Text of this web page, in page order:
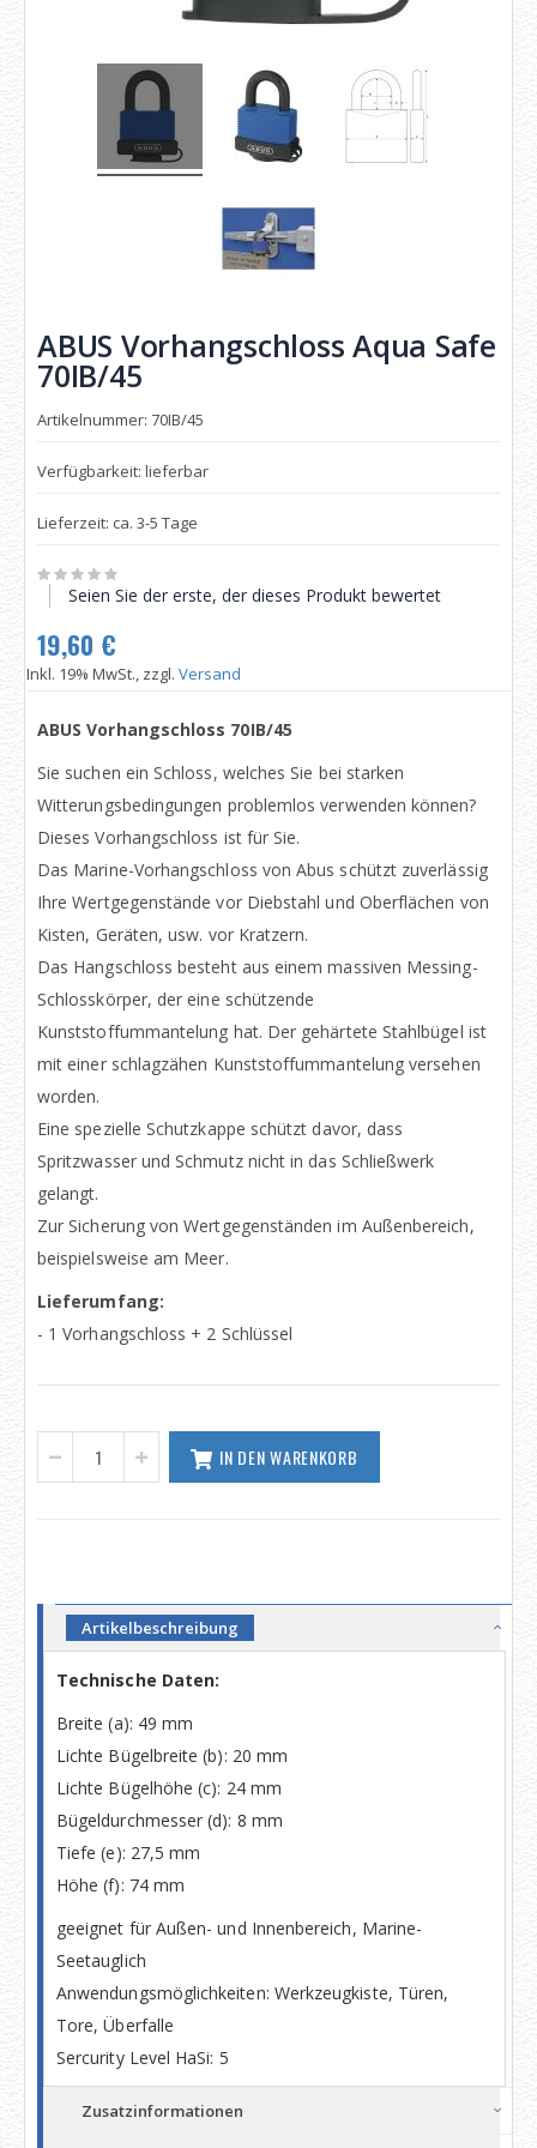
ABUS Vorhangschloss Aqua Safe
70IB/45
Artikelnummer: 70IB/45
Verfügbarkeit: lieferbar
Lieferzeit: ca. 3-5 Tage
Seien Sie der erste, der dieses Produkt bewertet
19,60 €
Inkl. 19% MwSt., zzgl. Versand
ABUS Vorhangschloss 70IB/45
Sie suchen ein Schloss, welches Sie bei starken
Witterungsbedingungen problemlos verwenden können?
Dieses Vorhangschloss ist für Sie.
Das Marine-Vorhangschloss von Abus schützt zuverlässig
Ihre Wertgegenstände vor Diebstahl und Oberflächen von
Kisten, Geräten, usw. vor Kratzern.
Das Hangschloss besteht aus einem massiven Messing-
Schlosskörper, der eine schützende
Kunststoffummantelung hat. Der gehärtete Stahlbügel ist
mit einer schlagzähen Kunststoffummantelung versehen
worden.
Eine spezielle Schutzkappe schützt davor, dass
Spritzwasser und Schmutz nicht in das Schließwerk
gelangt.
Zur Sicherung von Wertgegenständen im Außenbereich,
beispielsweise am Meer.
Lieferumfang:
- 1 Vorhangschloss + 2 Schlüssel
IN DEN WARENKORB
Artikelbeschreibung
Technische Daten:
Breite (a): 49 mm
Lichte Bügelbreite (b): 20 mm
Lichte Bügelhöhe (c): 24 mm
Bügeldurchmesser (d): 8 mm
Tiefe (e): 27,5 mm
Höhe (f): 74 mm
geeignet für Außen- und Innenbereich, Marine-
Seetauglich
Anwendungsmöglichkeiten: Werkzeugkiste, Türen,
Tore, Überfalle
Sercurity Level HaSi: 5
Zusatzinformationen